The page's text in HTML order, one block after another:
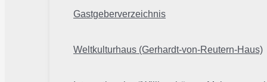
Gastgeberverzeichnis
Weltkulturhaus (Gerhardt-von-Reutern-Haus)